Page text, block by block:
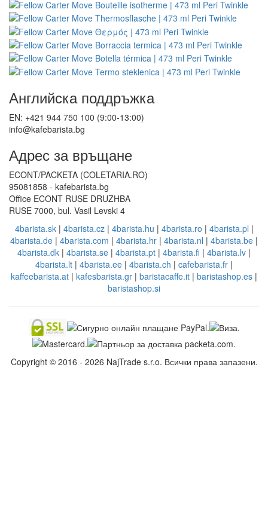
Английска поддръжка
EN: +421 944 750 100 (9:00-13:00)
info@kafebarista.bg
Адрес за връщане
ECONT/PACKETA (COLETARIA.RO)
95081858 - kafebarista.bg
Office ECONT RUSE DRUZHBA
RUSE 7000, bul. Vasil Levski 4
4barista.sk| 4barista.cz| 4barista.hu | 4barista.ro | 4barista.pl |
4barista.de | 4barista.com | 4barista.hr | 4barista.nl | 4barista.be |
4barista.dk | 4barista.se | 4barista.pt | 4barista.fi | 4barista.lv |
4barista.lt | 4barista.ee | 4barista.ch | cafebarista.fr |
kaffeebarista.at | kafesbarista.gr | baristacaffe.it | baristashop.es |
baristashop.si
Copyright © 2016 - 2026 NajTrade s.r.o. Всички права запазени.